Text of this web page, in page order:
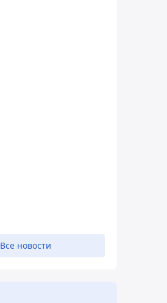
Все новости